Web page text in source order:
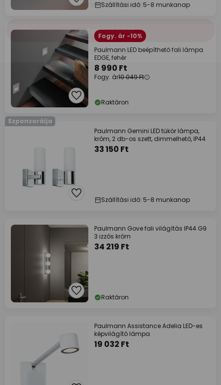
Szállítási idő: 5-8 munkanap
Fogy. ár -10%
Paulmann LED beépíthető fali lámpa
EDGE, fehér
8 990 Ft
Fogy. ár10 049 Ft
Raktáron
Szponzorálja
Paulmann Gemini LED tükör lámpa,
króm, 2 db-os szett, dimmelhető, IP44
33 150 Ft
Szállítási idő: 5-8 munkanap
Paulmann Gove fali világítás IP44 G9
3 izzós króm
34 219 Ft
Raktáron
Paulmann Assistance Adelia LED-es
képvilágító lámpa
19 032 Ft